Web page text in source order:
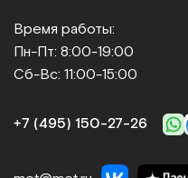
Время работы:
Пн-Пт: 8:00-19:00
Сб-Вс: 11:00-15:00
+7 (495) 150‑27‑26